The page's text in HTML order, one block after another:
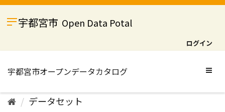
ス
宇都宮市 Open Data Potal
ログイン
データセット